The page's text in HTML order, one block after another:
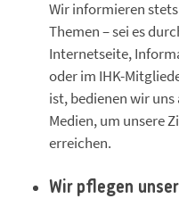
Wir informieren
Themen – sei es
Internetseite,
oder im IHK-
ist, bedienen wir uns
Medien, um unsere
erreichen.
Wir pflegen